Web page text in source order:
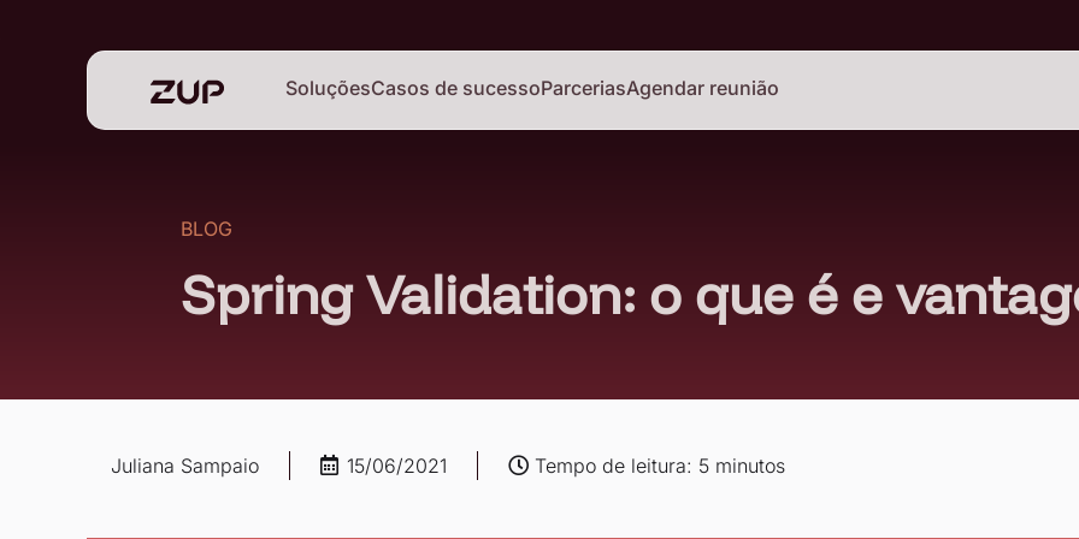
SoluçõesCasos de sucessoParceriasAgendar reunião
BLOG
Spring Validation: o que é e
Juliana Sampaio 15/06/2021 Tempo de leitura: 5 minutos